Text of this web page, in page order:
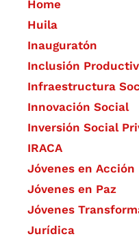
Home
Huila
Inauguratón
Inclusión
Infraestructura
​Innovación Social
Inversión Social
IRACA
Jóvenes en Acción
Jóvenes en Paz
Jóvenes
Jurídica